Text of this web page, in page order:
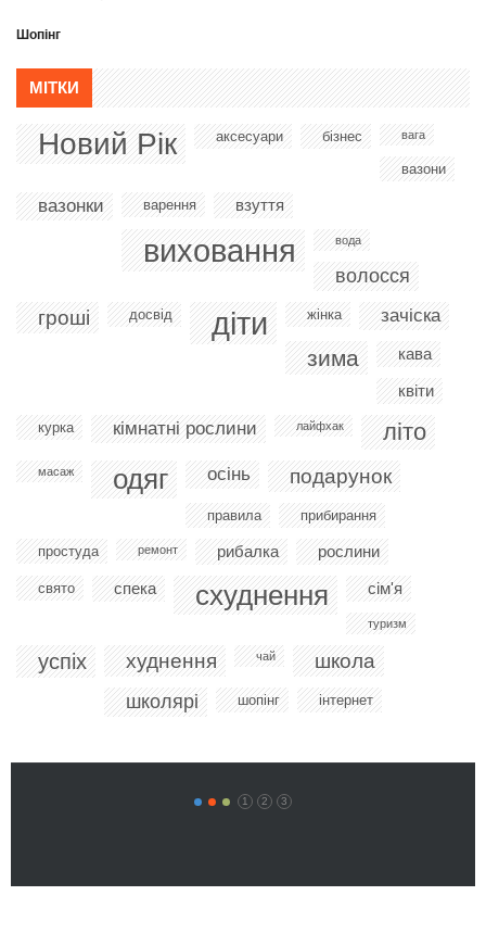
Шопінг
МІТКИ
Новий Рік аксесуари бізнес вага
вазони
вазонки варення взуття
виховання вода
волосся
гроші досвід діти жінка зачіска
зима
кава
квіти
курка кімнатні рослини лайфхак літо
масаж одяг осінь подарунок
правила прибирання
простуда ремонт рибалка рослини
свято спека схуднення сім'я
туризм
успіх худнення чай школа
школярі шопінг інтернет
1 2 3